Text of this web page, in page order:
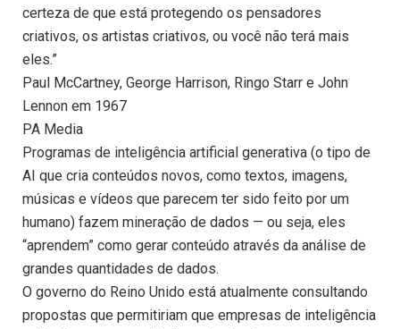
certeza de que está protegendo os pensadores
criativos, os artistas criativos, ou você não terá mais
eles.”
Paul McCartney, George Harrison, Ringo Starr e John
Lennon em 1967
PA Media
Programas de inteligência artificial generativa (o tipo de
AI que cria conteúdos novos, como textos, imagens,
músicas e vídeos que parecem ter sido feito por um
humano) fazem mineração de dados — ou seja, eles
“aprendem” como gerar conteúdo através da análise de
grandes quantidades de dados.
O governo do Reino Unido está atualmente consultando
propostas que permitiriam que empresas de inteligência